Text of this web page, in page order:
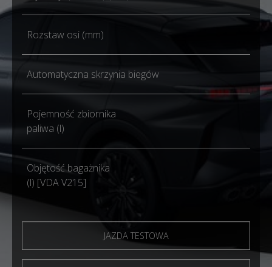
Rozstaw osi (mm)
Automatyczna skrzynia biegów
Pojemność zbiornika
paliwa (l)
Objętość bagażnika
(l) [VDA V215]
JAZDA TESTOWA